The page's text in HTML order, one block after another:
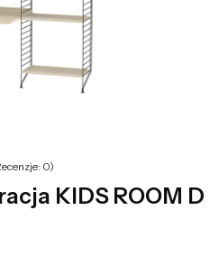
0)
KIDS ROOM D